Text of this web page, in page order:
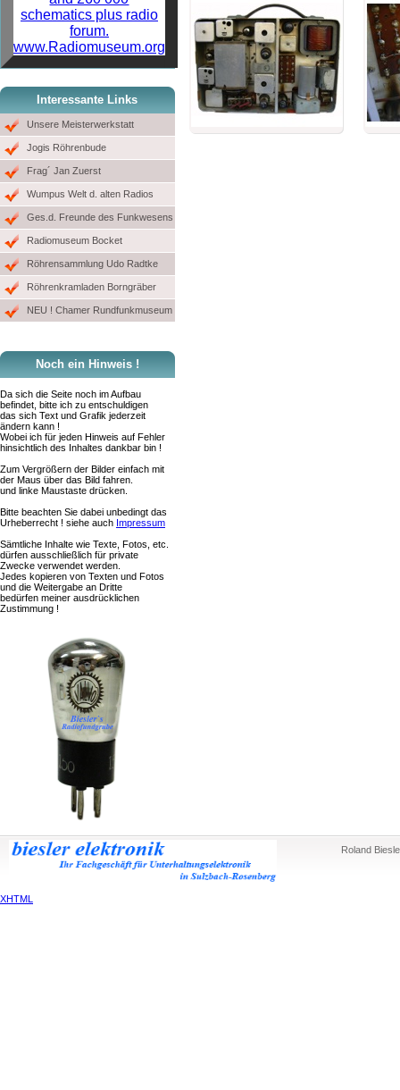
www.Radiomuseum.org
Interessante Links
Unsere Meisterwerkstatt
Jogis Röhrenbude
Frag´ Jan Zuerst
Wumpus Welt d. alten Radios
Ges.d. Freunde des Funkwesens
Radiomuseum Bocket
Röhrensammlung Udo Radtke
Röhrenkramladen Borngräber
NEU ! Chamer Rundfunkmuseum
Noch ein Hinweis !
Da sich die Seite noch im Aufbau
befindet, bitte ich zu entschuldigen
das sich Text und Grafik jederzeit
ändern kann !
Wobei ich für jeden Hinweis auf Fehler
hinsichtlich des Inhaltes dankbar bin !
Zum Vergrößern der Bilder einfach mit
der Maus über das Bild fahren.
und linke Maustaste drücken.
Bitte beachten Sie dabei unbedingt das
Urheberrecht ! siehe auch Impressum
Sämtliche Inhalte wie Texte, Fotos, etc.
dürfen ausschließlich für private
Zwecke verwendet werden.
Jedes kopieren von Texten und Fotos
und die Weitergabe an Dritte
bedürfen meiner ausdrücklichen
Zustimmung !
Roland
XHTML